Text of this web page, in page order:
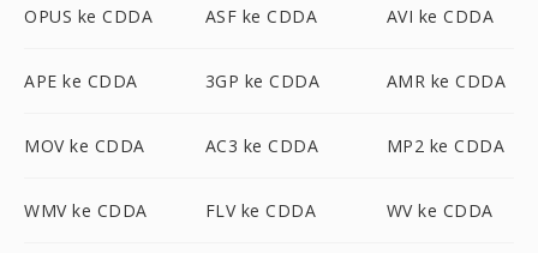
OPUS ke CDDA ASF ke CDDA AVI ke CDDA
APE ke CDDA 3GP ke CDDA AMR ke CDDA
MOV ke CDDA AC3 ke CDDA MP2 ke CDDA
WMV ke CDDA FLV ke CDDA WV ke CDDA